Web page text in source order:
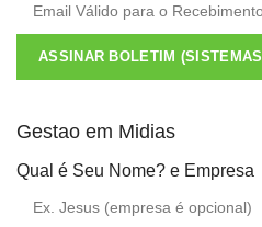
ASSINAR BOLETIM
Gestao em Midias
Qual é Seu Nome? e Empresa